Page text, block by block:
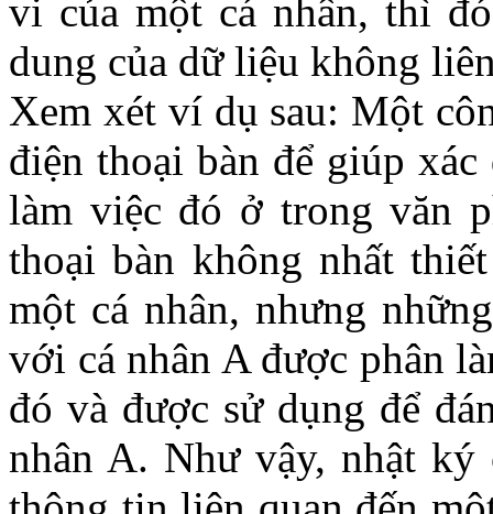
vi của một cá nhân, thì
dung của dữ liệu không
Xem xét ví dụ sau: Một
điện thoại bàn để giúp
làm việc đó ở trong văn
thoại bàn không nhất
một cá nhân, nhưng
với cá nhân A được phân
đó và được sử dụng để
nhân A. Như vậy, nhật